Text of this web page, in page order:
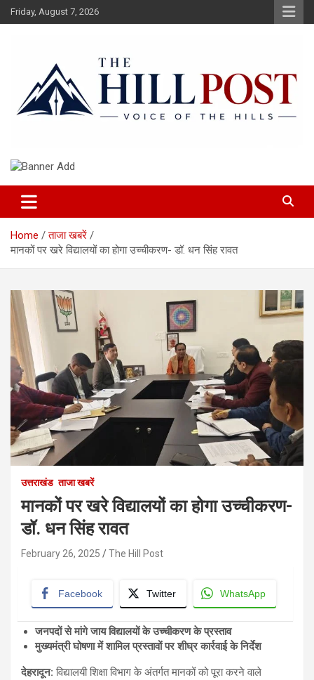
Skip
to
Friday, August 7, 2026
The Hillpost
Home
ताजा खबरें
मानकों पर खरे विद्यालयों का होगा उच्चीकरण- डॉ. धन सिंह रावत
उत्तराखंड ताजा खबरें
मानकों पर खरे विद्यालयों का होगा उच्चीकरण-
डॉ. धन सिंह रावत
February 26, 2025 The Hill Post
Facebook Twitter WhatsApp
जनपदों से मांगे जाय विद्यालयों के उच्चीकरण के प्रस्ताव
मुख्यमंत्री घोषणा में शामिल प्रस्तावों पर शीघ्र कार्रवाई के निर्देश
देहरादून: विद्यालयी शिक्षा विभाग के अंतर्गत मानकों को पूरा करने वाले